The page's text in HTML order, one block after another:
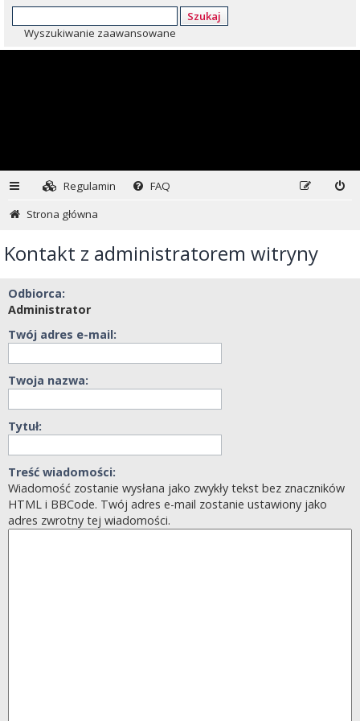
Szukaj
Wyszukiwanie zaawansowane
Regulamin
FAQ
Strona główna
Kontakt z administratorem witryny
Odbiorca:
Administrator
Twój adres e-mail:
Twoja nazwa:
Tytuł:
Treść wiadomości:
Wiadomość zostanie wysłana jako zwykły tekst bez znaczników
HTML i BBCode. Twój adres e-mail zostanie ustawiony jako
adres zwrotny tej wiadomości.